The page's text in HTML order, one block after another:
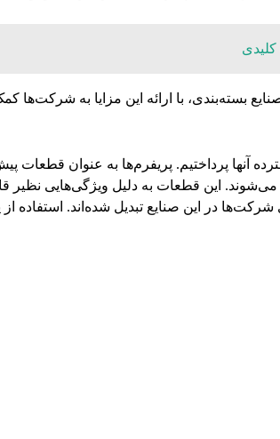
بسته‌بندی، با ارائه این مزایا به
آنها پرداختیم. پریفرم‌ها به عنوان
این قطعات به دلیل ویژگی‌هایی نظیر
شرکت‌ها در این صنایع تبدیل شده‌اند. استفاده